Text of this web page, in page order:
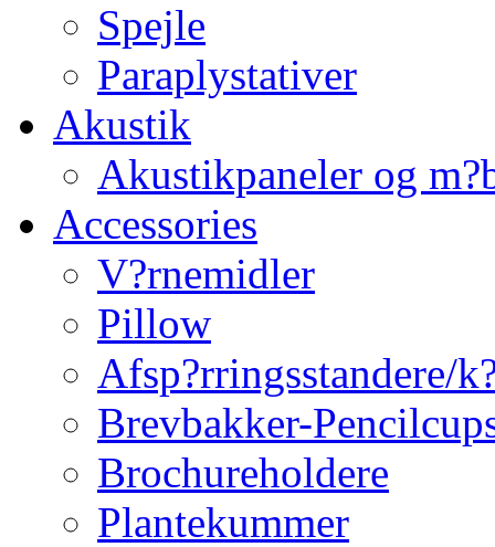
Spejle
Paraplystativer
Akustik
Akustikpaneler og
Accessories
V?rnemidler
Pillow
Afsp?rringsstandere/
Brevbakker-
Brochureholdere
Plantekummer